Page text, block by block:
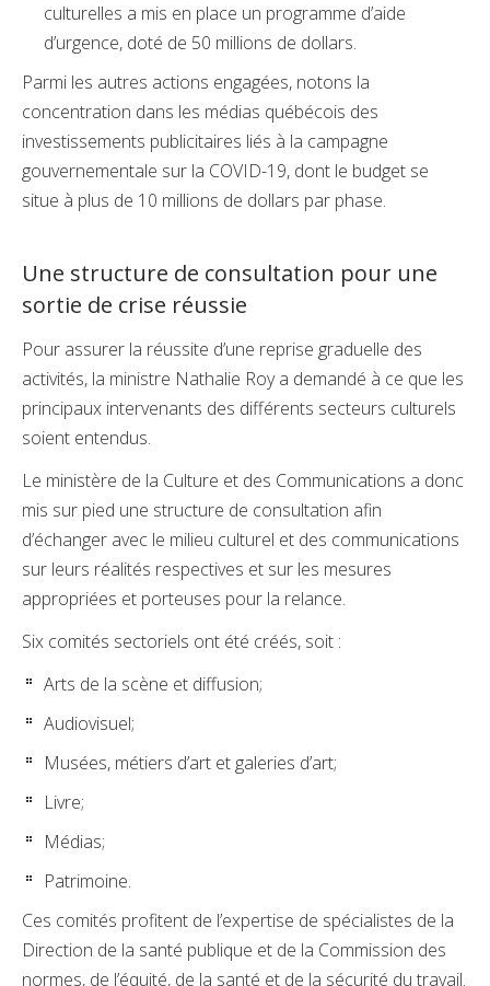
culturelles a mis en place un programme d’aide
d’urgence, doté de 50 millions de dollars.
Parmi les autres actions engagées, notons la
concentration dans les médias québécois des
investissements publicitaires liés à la campagne
gouvernementale sur la COVID-19, dont le budget se
situe à plus de 10 millions de dollars par phase.
Une structure de consultation pour une
sortie de crise réussie
Pour assurer la réussite d’une reprise graduelle des
activités, la ministre Nathalie Roy a demandé à ce que les
principaux intervenants des différents secteurs culturels
soient entendus.
Le ministère de la Culture et des Communications a donc
mis sur pied une structure de consultation afin
d’échanger avec le milieu culturel et des communications
sur leurs réalités respectives et sur les mesures
appropriées et porteuses pour la relance.
Six comités sectoriels ont été créés, soit :
Arts de la scène et diffusion;
Audiovisuel;
Musées, métiers d’art et galeries d’art;
Livre;
Médias;
Patrimoine.
Ces comités profitent de l’expertise de spécialistes de la
Direction de la santé publique et de la Commission des
normes, de l’équité, de la santé et de la sécurité du travail.